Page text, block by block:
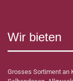
Wir bieten
Grosses Sortiment an